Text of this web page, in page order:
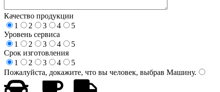
Качество продукции
1
2 3 4
5
Уровень сервиса
1
2 3 4
5
Срок изготовления
1
2 3 4
5
Пожалуйста, докажите, что вы человек, выбрав Машину.